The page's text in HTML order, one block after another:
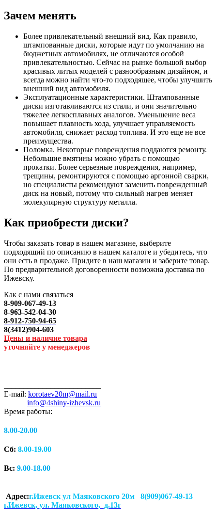
Зачем менять
Более привлекательный внешний вид. Как правило,
штампованные диски, которые идут по умолчанию на
бюджетных автомобилях, не отличаются особой
привлекательностью. Сейчас на рынке большой выбор
красивых литых моделей с разнообразным дизайном, и
всегда можно найти что-то подходящее, чтобы улучшить
внешний вид автомобиля.
Эксплуатационные характеристики. Штампованные
диски изготавливаются из стали, и они значительно
тяжелее легкосплавных аналогов. Уменьшение веса
повышает плавность хода, улучшает управляемость
автомобиля, снижает расход топлива. И это еще не все
преимущества.
Поломка. Некоторые повреждения поддаются ремонту.
Небольшие вмятины можно убрать с помощью
прокатки. Более серьезные повреждения, например,
трещины, ремонтируются с помощью аргонной сварки,
но специалисты рекомендуют заменить поврежденный
диск на новый, потому что сильный нагрев меняет
молекулярную структуру металла.
Как приобрести диски?
Чтобы заказать товар в нашем магазине, выберите
подходящий по описанию в нашем каталоге и убедитесь, что
они есть в продаже. Придите в наш магазин и заберите товар.
По предварительной договоренности возможна доставка по
Ижевску.
Как с нами связаться
8-909-067-49-13
8-963-542-04-30
8-912-750-94-65
8(3412)904-603
Цены и наличие товара
уточняйте у менеджеров
E-mail: korotaev20m@mail.ru
info@4shiny-izhevsk.ru
Время работы:
8.00-20.00
Сб: 8.00-19.00
Вс: 9.00-18.00
Адрес:г.Ижевск ул Маяковского 20м 8(909)067-49-13
г.Ижевск, ул. Маяковского, д.13г